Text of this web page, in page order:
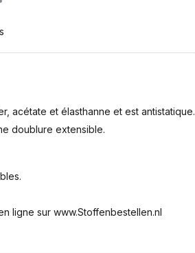
acétate et élasthanne et est antistatique.
doublure extensible.
ligne sur www.Stoffenbestellen.nl